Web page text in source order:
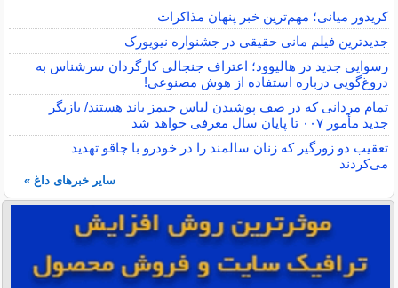
کریدور میانی؛ مهم‌ترین خبر پنهان مذاکرات
جدیدترین فیلم مانی حقیقی در جشنواره نیویورک
رسوایی جدید در هالیوود؛ اعتراف جنجالی کارگردان سرشناس به
دروغ‌گویی درباره استفاده از هوش مصنوعی!
تمام مردانی که در صف پوشیدن لباس جیمز باند هستند/ بازیگر
جدید مأمور ۰۰۷ تا پایان سال معرفی خواهد شد
تعقیب دو زورگیر که زنان سالمند را در خودرو با چاقو تهدید
می‌کردند
سایر خبرهای داغ »